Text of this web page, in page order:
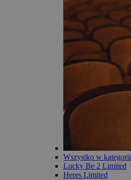
Wszystko w
Lucky Be 2 Limited
Heres Limited